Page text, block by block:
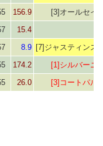
156.9
[3]オールセイ
15.4
8.9 [7]ジャスティンス
174.2
[1]シルバーニ
26.0 [3]コートパル